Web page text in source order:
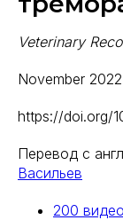
Veterinary
November 2022
https://doi.org/
Перевод с
Васильев
200